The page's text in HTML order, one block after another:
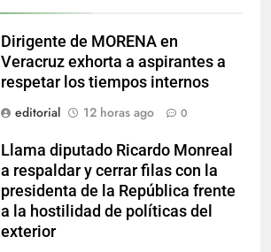
Dirigente de MORENA en
Veracruz exhorta a aspirantes a
respetar los tiempos internos
editorial
12 horas ago 0
Llama diputado Ricardo Monreal
a respaldar y cerrar filas con la
presidenta de la República frente
a la hostilidad de políticas del
exterior